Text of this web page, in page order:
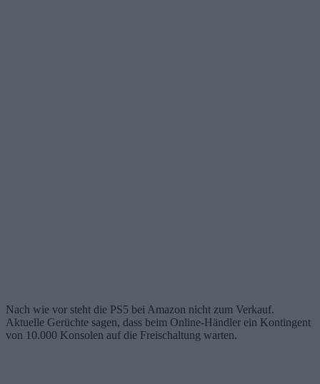
Nach wie vor steht die PS5 bei Amazon nicht zum Verkauf.
Aktuelle Gerüchte sagen, dass beim Online-Händler ein Kontingent
von 10.000 Konsolen auf die Freischaltung warten.